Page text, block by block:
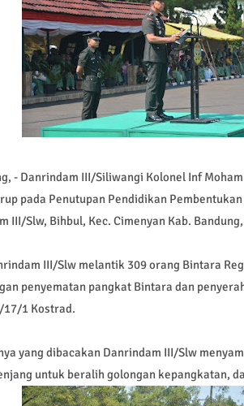
- Danrindam III/Siliwangi Kolonel Inf
pada Penutupan Pendidikan
III/Slw, Bihbul, Kec. Cimenyan Kab.
III/Slw melantik 309 orang Bintara
penyematan pangkat Bintara dan
17/1 Kostrad.
yang dibacakan Danrindam III/Slw
untuk beralih golongan kepangkatan,